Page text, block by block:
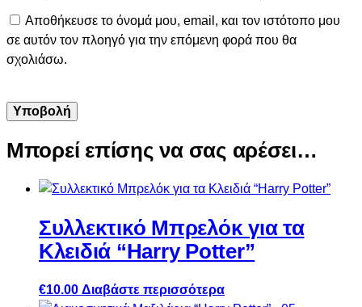
Αποθήκευσε το όνομά μου, email, και τον ιστότοπο μου
σε αυτόν τον πλοηγό για την επόμενη φορά που θα
σχολιάσω.
Μπορεί επίσης να σας αρέσει…
Συλλεκτικό Μπρελόκ για τα
Κλειδιά “Harry Potter”
€10.00 Διαβάστε περισσότερα